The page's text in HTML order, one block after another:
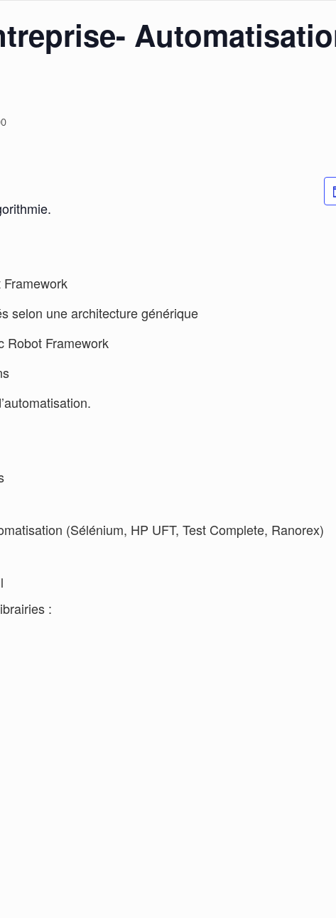
selon une architecture générique
Robot Framework
(Sélénium, HP UFT, Test Complete, Ranorex)
: